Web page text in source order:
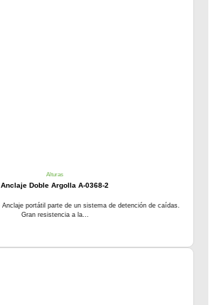
Alturas
Anclaje Doble Argolla A-0368-2
portátil parte de un sistema de detención de caídas.
Gran resistencia a la...